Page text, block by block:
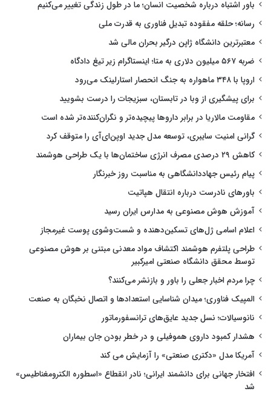
باور اشتباه درباره شخصیت انسان؛ ما در طول زندگی تغییر می‌کنیم
رسانه؛ حلقه مفقوده تبدیل فناوری به قدرت ملی
معتبرترین دانشگاه ژاپن درگیر بحران مالی شد
ضربه ۵۶۷ میلیون دلاری به متا؛ اینستاگرام زیر تیغ دادگاه
اروپا با ۳۴۸ ماهواره به جنگ انحصار استارلینک می‌رود
برای پیشگیری از وبا در تابستان، سبزیجات را درست بشویید
مقاومت مالاریا در برابر داروها پیچیده‌تر و نگران‌کننده‌تر شده است
گرانی امنیت سایبری، توسعه مدل جدید اوپن‌ای‌آی را متوقف کرد
کاهش ۲۹ درصدی مصرف انرژی ساختمان‌ها با یک طراحی هوشمند
پیام رئیس جهاددانشگاهی به مناسبت روز خبرنگار
باورهای نادرست درباره انتقال هپاتیت
آموزش هوش مصنوعی به مدارس ایران رسید
اعلام اسامی ژل‌های تسکین‌دهنده و شست‌وشوی پوست غیرمجاز
طراحی پلتفرم هوشمند اکتشاف مواد معدنی مبتنی بر هوش مصنوعی
توسط محقق دانشگاه صنعتی امیرکبیر
چرا مردم اخبار جعلی را باور و بازنشر می‌کنند؟
المپیک فناوری؛ میدان شناسایی استعدادها و اتصال نخبگان به صنعت
نانوسیالات؛ نسل جدید عایق‌های ترانسفورماتور
هشدار کمبود داروی هموفیلی و در خطر بودن جان بیماران
آمریکا مدل «دکتری صنعتی» را آزمایش می کند
افتخار جهانی برای دانشمند ایرانی؛ نادر انقطاع «اسطوره الکترومغناطیس»
شد